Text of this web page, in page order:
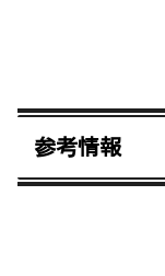
参考情報